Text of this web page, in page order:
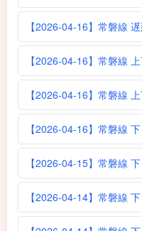
【2026-04-16】常磐線
【2026-04-16】常磐線
【2026-04-16】常磐線
【2026-04-16】常磐線
【2026-04-15】常磐線
【2026-04-14】常磐線